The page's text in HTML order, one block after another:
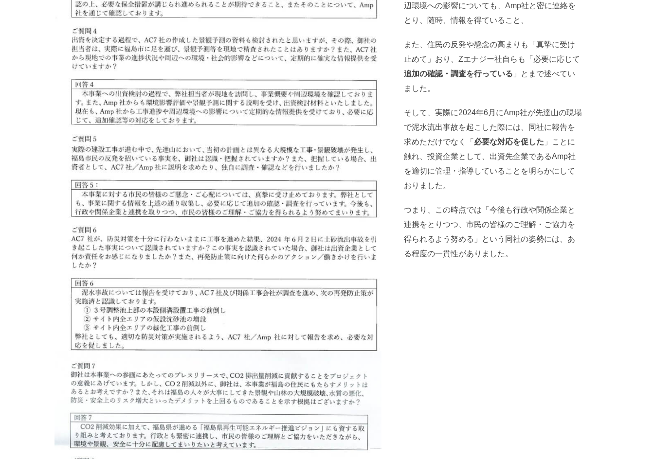
辺環境への影響についても、Amp社と密に連絡を
とり、随時、情報を得ていること、
また、住民の反発や懸念の高まりも「真摯に受け
止めて」おり、Zエナジー社自らも「必要に応じて
追加の確認・調査を行っている 」とまで述べてい
ました。
そして、実際に2024年6月にAmp社が先達山の現場
で泥水流出事故を起こした際には、同社に報告を
求めただけでなく「 必要な対応を促した 」ことに
触れ、投資企業として、出資先企業であるAmp社
を適切に管理・指導していることを明らかにして
おりました。
つまり、この時点では「今後も行政や関係企業と
連携をとりつつ、市民の皆様のご理解・ご協力を
得られるよう努める」という同社の姿勢には、あ
る程度の一貫性がありました。